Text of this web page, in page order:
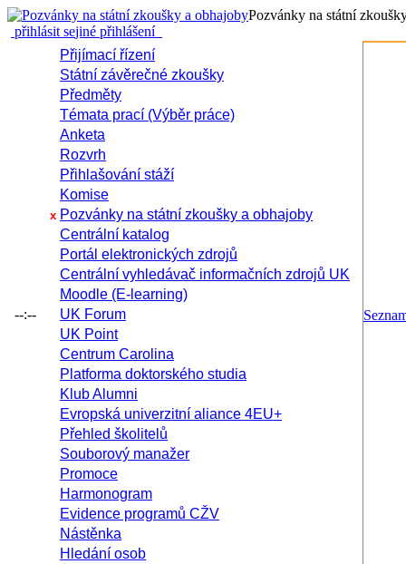
Pozvánky na státní
přihlásit sejiné přihlášení
--:--
Přijímací řízení
Státní závěrečné zkoušky
Předměty
Témata prací (Výběr práce)
Anketa
Rozvrh
Přihlašování stáží
Komise
x Pozvánky na státní zkoušky a obhajoby
Centrální katalog
Portál elektronických zdrojů
Centrální vyhledávač informačních zdrojů UK
Moodle (E-learning)
UK Forum
UK Point
Centrum Carolina
Platforma doktorského studia
Klub Alumni
Evropská univerzitní aliance 4EU+
Přehled školitelů
Souborový manažer
Promoce
Harmonogram
Evidence programů CŽV
Nástěnka
Hledání osob